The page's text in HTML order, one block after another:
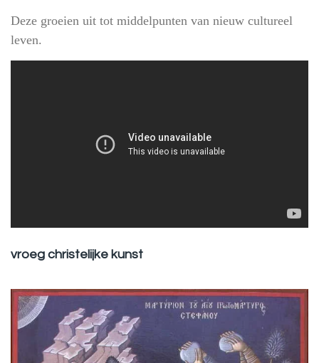
Deze groeien uit tot middelpunten van nieuw cultureel
leven.
vroeg christelijke kunst